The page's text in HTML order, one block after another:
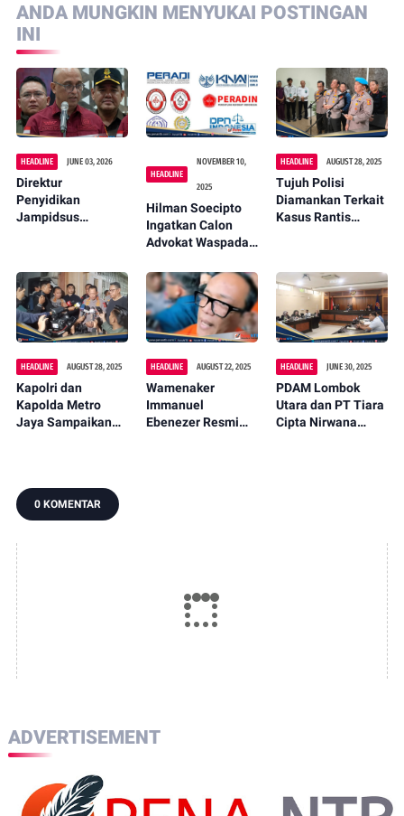
ANDA MUNGKIN MENYUKAI POSTINGAN
INI
HEADLINE JUNE 03, 2026
Direktur
Penyidikan
Jampidsus
Eks Pejabat BGN
Ditahan
HEADLINE
NOVEMBER 10,
2025
Hilman Soecipto
Ingatkan Calon
Advokat Waspadai
HEADLINE AUGUST 28, 2025
Tujuh Polisi
Diamankan Terkait
Kasus Rantis
HEADLINE AUGUST 28, 2025
Kapolri dan
Kapolda Metro
Jaya Sampaikan
Dilindas Rantis
Brimob
HEADLINE AUGUST 22, 2025
Wamenaker
Immanuel
Ebenezer Resmi
HEADLINE JUNE 30, 2025
PDAM Lombok
Utara dan PT Tiara
Cipta Nirwana
0 KOMENTAR
ADVERTISEMENT